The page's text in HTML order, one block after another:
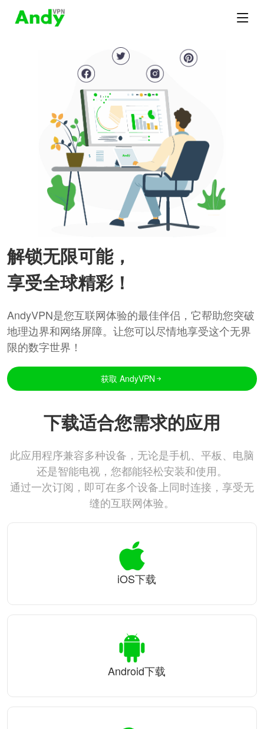
解锁无限可能，
享受全球精彩！
AndyVPN是您互联网体验的最佳伴侣，它帮助您突破
地理边界和网络屏障。让您可以尽情地享受这个无界
限的数字世界！
获取 AndyVPN
下载适合您需求的应用
此应用程序兼容多种设备，无论是手机、平板、电脑
还是智能电视，您都能轻松安装和使用。
通过一次订阅，即可在多个设备上同时连接，享受无
缝的互联网体验。
iOS下载
Android下载